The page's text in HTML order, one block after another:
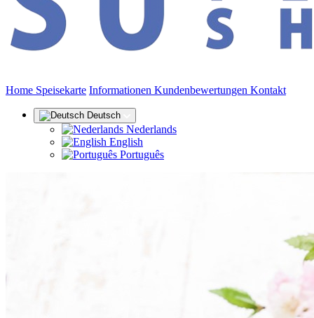
Home (aktuell)
Speisekarte Informationen Kundenbewertungen Kontakt
Deutsch
Nederlands
English
Português